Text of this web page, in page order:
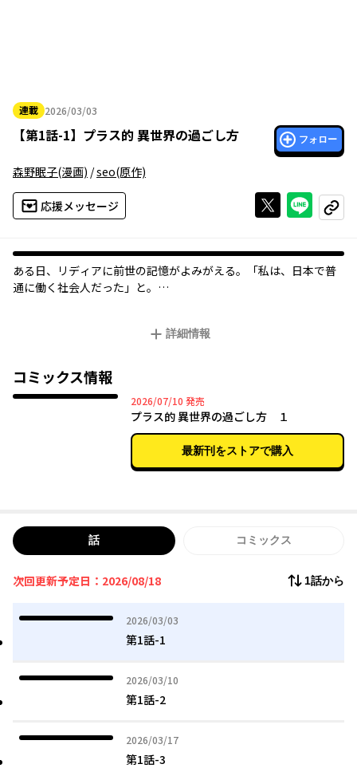
連載 2026/03/03
2026年03月03日
【第1話-1】 プラス的 異世界の過ごし方 フォロー
森野眠子(漫画) /seo(原作)
応援メッセージ Xで投稿する
ライン
コピー
ある日、リディアに前世の記憶がよみがえる。「私は、日本で普
通に働く社会人だった」と。
リディアは快適な生活のために大奮闘していく。
力があることがわかり!?
温かく見守ってくれる仲良し家族や、森で出会った聖獣のもふさ
リディアの異世界生活革命が巻き起こる――!?
詳細情報
コミックス情報
2026/07/10 2026年07月10日
発売
プラス的 異世界の過ごし方 １
最新刊をストアで購入
話 コミックス
次回更新予定日：2026/08/18 1話から
2026/03/03
2026年03月03日
第1話-1
2026/03/10
2026年03月10日
第1話-2
2026/03/17
2026年03月17日
第1話-3